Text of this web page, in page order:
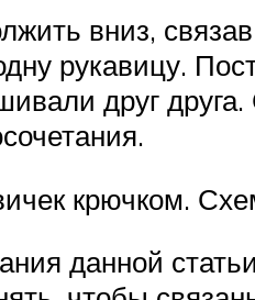
вниз,
рукавицу.
друг
крючком.
данной